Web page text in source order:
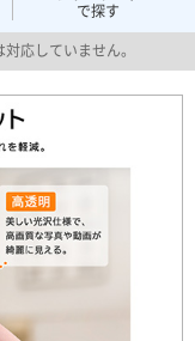
で探す
応していません。